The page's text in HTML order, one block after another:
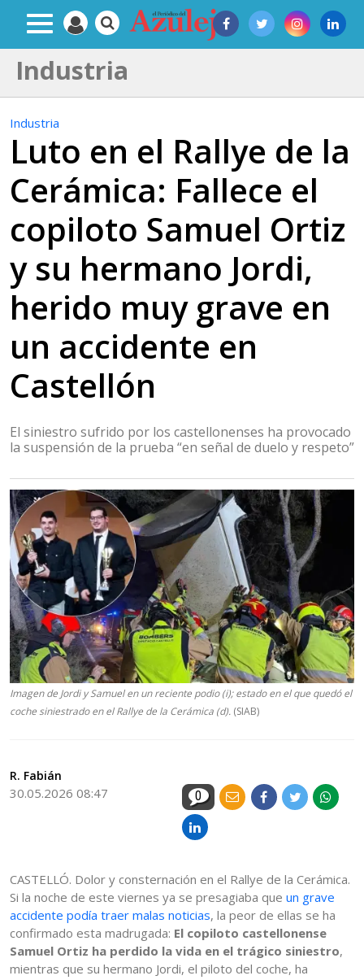
Industria
Industria
Luto en el Rallye de la
Cerámica: Fallece el
copiloto Samuel Ortiz
y su hermano Jordi,
herido muy grave en
un accidente en
Castellón
El siniestro sufrido por los castellonenses ha provocado
la suspensión de la prueba “en señal de duelo y respeto”
Imagen de Jordi y Samuel en un reciente podio (i); estado en el que quedó el
coche siniestrado en el Rallye de la Cerámica (d). (SIAB)
R. Fabián
30.05.2026 08:47 0
CASTELLÓ. Dolor y consternación en el Rallye de la Cerámica.
Si la noche de este viernes ya se presagiaba que un grave
accidente podía traer malas noticias, la peor de ellas se ha
confirmado esta madrugada: El copiloto castellonense
Samuel Ortiz ha perdido la vida en el trágico siniestro,
mientras que su hermano Jordi, el piloto del coche, ha